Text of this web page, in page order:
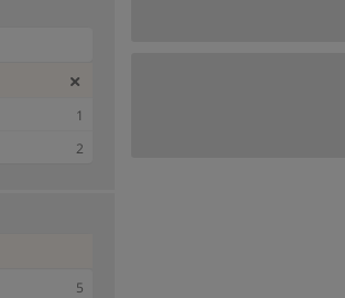
1
2
5